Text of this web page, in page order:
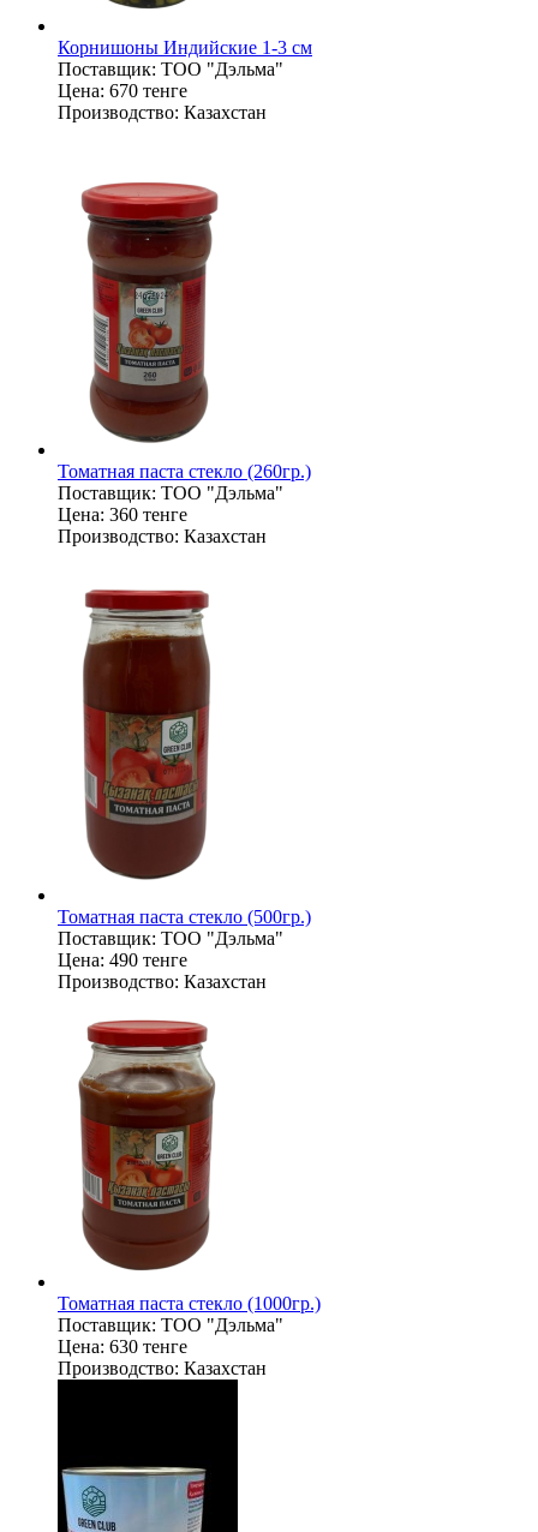
Корнишоны Индийские 1-3 см
Поставщик: ТОО "Дэльма"
Цена: 670 тенге
Производство: Казахстан
Томатная паста стекло (260гр.)
Поставщик: ТОО "Дэльма"
Цена: 360 тенге
Производство: Казахстан
Томатная паста стекло (500гр.)
Поставщик: ТОО "Дэльма"
Цена: 490 тенге
Производство: Казахстан
Томатная паста стекло (1000гр.)
Поставщик: ТОО "Дэльма"
Цена: 630 тенге
Производство: Казахстан